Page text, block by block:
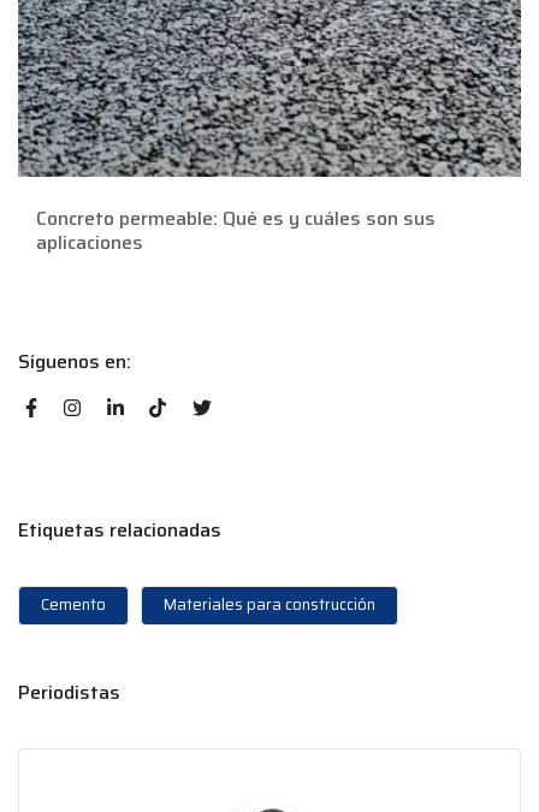
Concreto permeable: Qué es y cuáles son sus
aplicaciones
Síguenos en:
Etiquetas relacionadas
Cemento Materiales para construcción
Periodistas